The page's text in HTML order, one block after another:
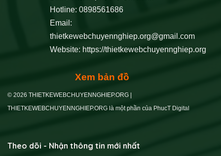
Hotline: 0898561686
Email:
thietkewebchuyennghiep.org@gmail.com
Website: https://thietkewebchuyennghiep.org
Xem bản đồ
© 2026 THIETKEWEBCHUYENNGHIEP.ORG |
THIETKEWEBCHUYENNGHIEP.ORG là một phần của PhucT Digital
Theo dõi - Nhận thông tin mới nhất